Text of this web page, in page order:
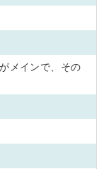
メインで、その